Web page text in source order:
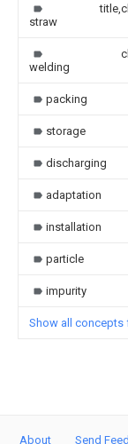
straw
welding
packing
storage
discharging
adaptation
installation
particle
impurity
Show all concepts
About Send